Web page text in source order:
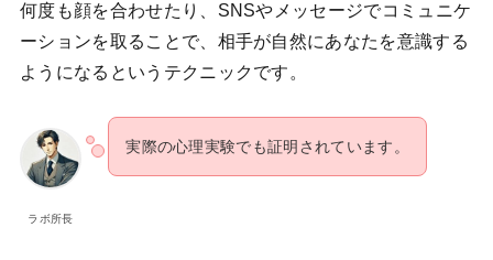
何度も顔を合わせたり、SNSやメッセージでコミュニケ
ーションを取ることで、相手が自然にあなたを意識する
ようになるというテクニックです。
ラボ所長
実際の心理実験でも証明されています。